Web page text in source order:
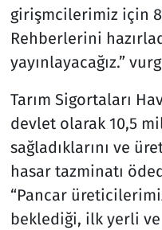
girişmcilerimiz için
Rehberlerini
yayınlayacağız.”
Tarım Sigortaları
devlet olarak 10,5
sağladıklarını ve
hasar tazminatı
“Pancar
beklediği, ilk yerli